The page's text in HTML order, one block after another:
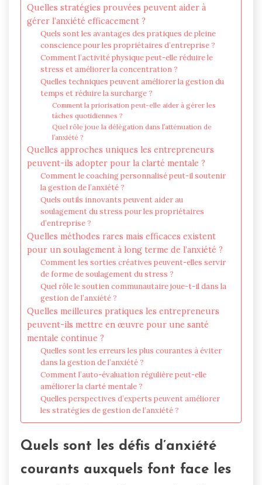
Quelles stratégies prouvées peuvent aider à
gérer l’anxiété efficacement ?
Quels sont les avantages des pratiques de pleine
conscience pour les propriétaires d’entreprise ?
Comment l’activité physique peut-elle réduire le
stress et améliorer la concentration ?
Quelles techniques peuvent améliorer la gestion du
temps et réduire la surcharge ?
Comment la priorisation peut-elle aider à gérer les
tâches quotidiennes ?
Quel rôle joue la délégation dans l’atténuation de
l’anxiété ?
Quelles approches uniques les entrepreneurs
peuvent-ils adopter pour la clarté mentale ?
Comment le coaching personnalisé peut-il soutenir
la gestion de l’anxiété ?
Quels outils innovants peuvent aider au
soulagement du stress pour les propriétaires
d’entreprise ?
Quelles méthodes rares mais efficaces existent
pour un soulagement à long terme de l’anxiété ?
Comment les sorties créatives peuvent-elles servir
de forme de soulagement du stress ?
Quel rôle le soutien communautaire joue-t-il dans la
gestion de l’anxiété ?
Quelles meilleures pratiques les entrepreneurs
peuvent-ils mettre en œuvre pour une santé
mentale continue ?
Quelles sont les erreurs les plus courantes à éviter
dans la gestion de l’anxiété ?
Comment l’auto-évaluation régulière peut-elle
améliorer la clarté mentale ?
Quelles perspectives d’experts peuvent améliorer
les stratégies de gestion de l’anxiété ?
Quels sont les défis d’anxiété
courants auxquels font face les